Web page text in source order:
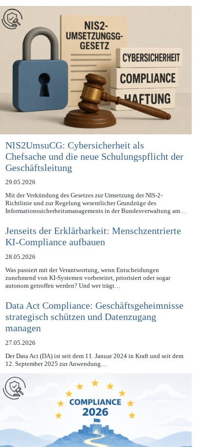
Compliance-News
NIS2UmsuCG: Cybersicherheit als
Chefsache und die neue Schulungspflicht der
Geschäftsleitung
29.05.2026
Mit der Verkündung des Gesetzes zur Umsetzung der NIS-2-
Richtlinie und zur Regelung wesentlicher Grundzüge des
Jenseits der Erklärbarkeit: Menschzentrierte
KI-Compliance aufbauen
28.05.2026
Was passiert mit der Verantwortung, wenn Entscheidungen
zunehmend von KI-Systemen vorbereitet, priorisiert oder sogar
Data Act Compliance: Geschäftsgeheimnisse
strategisch schützen und Datenzugang
managen
27.05.2026
Der Data Act (DA) ist seit dem 11. Januar 2024 in Kraft und seit dem